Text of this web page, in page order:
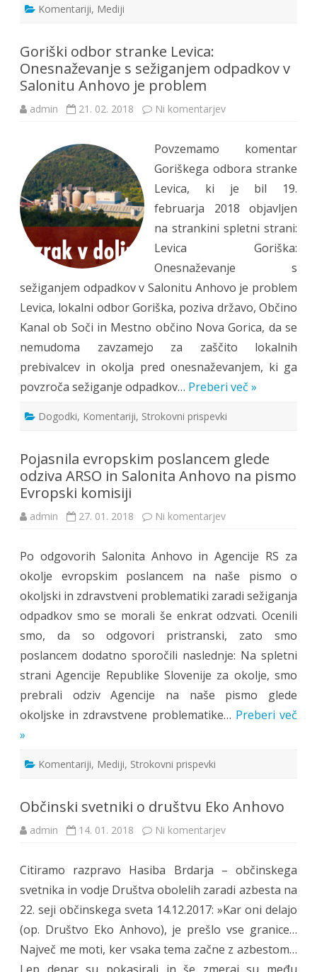
Komentariji, Mediji
Goriški odbor stranke Levica:
Onesnaževanje s sežiganjem odpadkov v
Salonitu Anhovo je problem
admin 21. 02. 2018 Ni komentarjevna
Levica:
Onesnaževanje
s
sežiganjem
odpadkov
v
Salonitu
Anhovo
je
problem
Povzemamo komentar
Goriškega odbora stranke
Levica, ki je bil 19.
februarja 2018 objavljen
na strankini spletni strani:
Levica Goriška:
Onesnaževanje s
sežiganjem odpadkov v Salonitu Anhovo je problem
Levica, lokalni odbor Goriška, poziva državo, Občino
Kanal ob Soči in Mestno občino Nova Gorica, da se
nemudoma zavzamejo za zaščito lokalnih
prebivalcev in okolja pred onesnaževanjem, ki ga
povzroča sežiganje odpadkov… Preberi več »
Dogodki, Komentariji, Strokovni prispevki
Pojasnila evropskim poslancem glede
odziva ARSO in Salonita Anhovo na pismo
Evropski komisiji
admin 27. 01. 2018 Ni komentarjevna
glede
odziva
ARSO
in
Salonita
Anhovo
na
pismo
Evropski
komisiji
Po odgovorih Salonita Anhovo in Agencije RS za
okolje evropskim poslancem na naše pismo o
okoljski in zdravstveni problematiki zaradi sežiganja
odpadkov smo se morali še enkrat odzvati. Ocenili
smo, da so odgovori pristranski, zato smo
poslancem dodatno sporočili naslednje: Na spletni
strani Agencije Republike Slovenije za okolje, smo
prebrali odziv Agencije na naše pismo glede
okoljske in zdravstvene problematike… Preberi več
»
Komentariji, Mediji, Strokovni prispevki
Občinski svetniki o društvu Eko Anhovo
admin 14. 01. 2018 Ni komentarjevna
društvu
Eko
Anhovo
Citiramo razpravo Hasiba Brdarja – občinskega
svetnika in vodje Društva obolelih zaradi azbesta na
22. seji občinskega sveta 14.12.2017: »Kar oni delajo
(op. Društvo Eko Anhovo), je prešlo vse granice…
Največ me moti, ker vsaka tema začne z azbestom…